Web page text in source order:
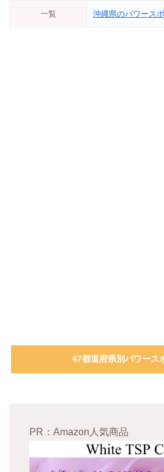
一覧 沖縄県のパワース
47都道府県別パワース
PR：Amazon人気商品